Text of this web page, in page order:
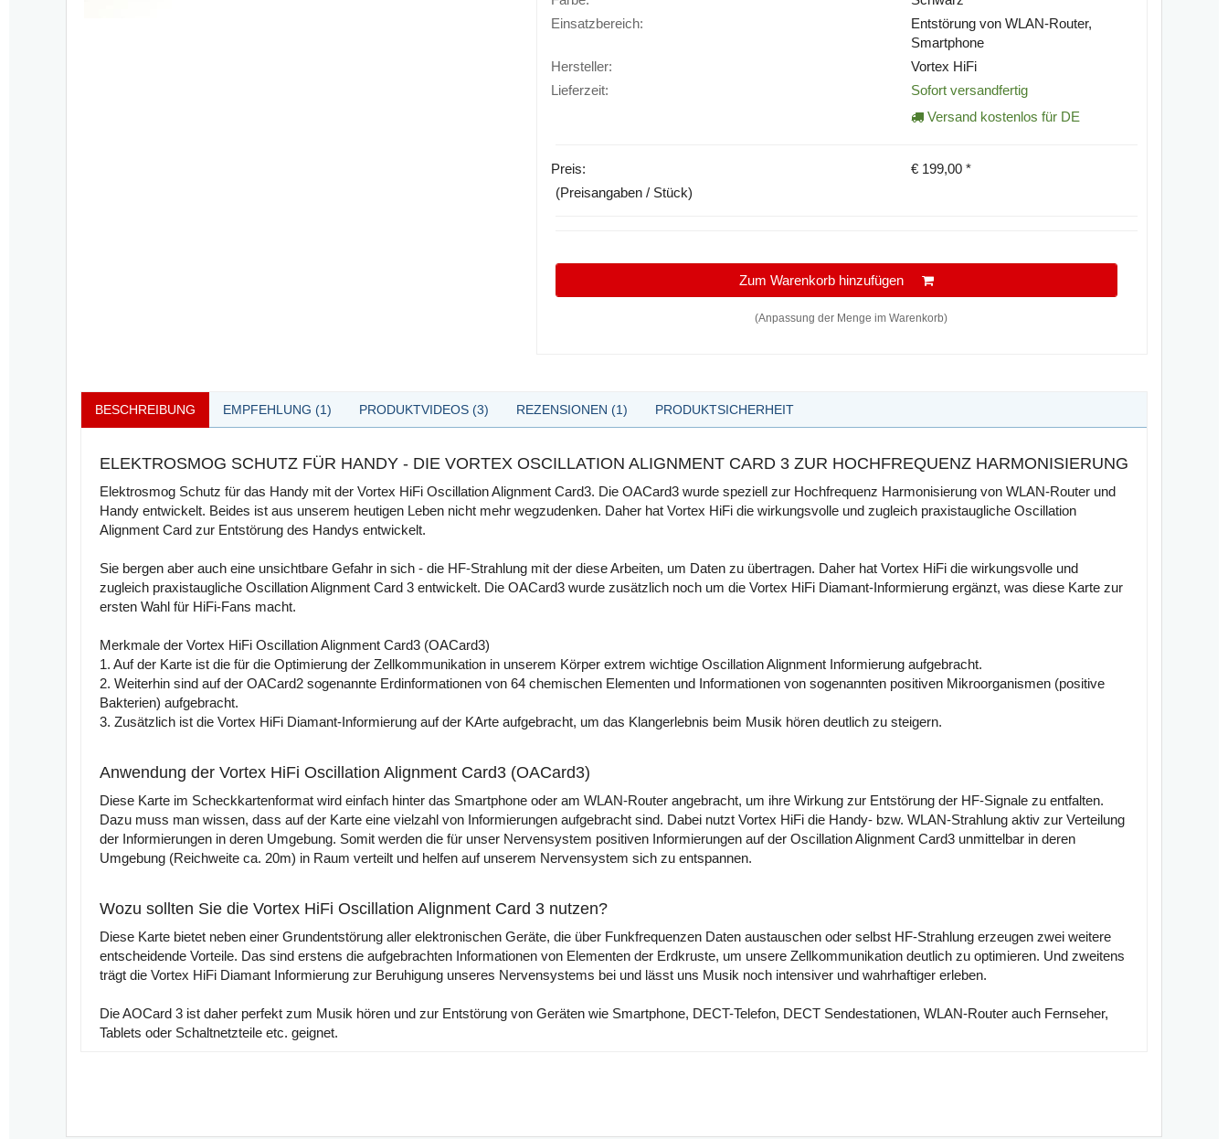
Einsatzbereich:
Entstörung von WLAN-Router,
Smartphone
Hersteller:
Vortex HiFi
Lieferzeit:
Sofort versandfertig
Versand kostenlos für DE
Preis: € 199,00*
(Preisangaben / Stück)
Zum Warenkorb hinzufügen
(Anpassung der Menge im Warenkorb)
BESCHREIBUNG EMPFEHLUNG (1) PRODUKTVIDEOS (3) REZENSIONEN (1) PRODUKTSICHERHEIT
ELEKTROSMOG SCHUTZ FÜR HANDY - DIE VORTEX OSCILLATION ALIGNMENT CARD 3 ZUR HOCHFREQUENZ HARMONISIERUNG
Elektrosmog Schutz für das Handy mit der Vortex HiFi Oscillation Alignment Card3. Die OACard3 wurde speziell zur Hochfrequenz Harmonisierung von WLAN-Router und
Handy entwickelt. Beides ist aus unserem heutigen Leben nicht mehr wegzudenken. Daher hat Vortex HiFi die wirkungsvolle und zugleich praxistaugliche Oscillation
Alignment Card zur Entstörung des Handys entwickelt.
Sie bergen aber auch eine unsichtbare Gefahr in sich - die HF-Strahlung mit der diese Arbeiten, um Daten zu übertragen. Daher hat Vortex HiFi die wirkungsvolle und
zugleich praxistaugliche Oscillation Alignment Card 3 entwickelt. Die OACard3 wurde zusätzlich noch um die Vortex HiFi Diamant-Informierung ergänzt, was diese Karte zur
ersten Wahl für HiFi-Fans macht.
Merkmale der Vortex HiFi Oscillation Alignment Card3 (OACard3)
1. Auf der Karte ist die für die Optimierung der Zellkommunikation in unserem Körper extrem wichtige Oscillation Alignment Informierung aufgebracht.
2. Weiterhin sind auf der OACard2 sogenannte Erdinformationen von 64 chemischen Elementen und Informationen von sogenannten positiven Mikroorganismen (positive
Bakterien) aufgebracht.
3. Zusätzlich ist die Vortex HiFi Diamant-Informierung auf der KArte aufgebracht, um das Klangerlebnis beim Musik hören deutlich zu steigern.
Anwendung der Vortex HiFi Oscillation Alignment Card3 (OACard3)
Diese Karte im Scheckkartenformat wird einfach hinter das Smartphone oder am WLAN-Router angebracht, um ihre Wirkung zur Entstörung der HF-Signale zu entfalten.
Dazu muss man wissen, dass auf der Karte eine vielzahl von Informierungen aufgebracht sind. Dabei nutzt Vortex HiFi die Handy- bzw. WLAN-Strahlung aktiv zur Verteilung
der Informierungen in deren Umgebung. Somit werden die für unser Nervensystem positiven Informierungen auf der Oscillation Alignment Card3 unmittelbar in deren
Umgebung (Reichweite ca. 20m) in Raum verteilt und helfen auf unserem Nervensystem sich zu entspannen.
Wozu sollten Sie die Vortex HiFi Oscillation Alignment Card 3 nutzen?
Diese Karte bietet neben einer Grundentstörung aller elektronischen Geräte, die über Funkfrequenzen Daten austauschen oder selbst HF-Strahlung erzeugen zwei weitere
entscheidende Vorteile. Das sind erstens die aufgebrachten Informationen von Elementen der Erdkruste, um unsere Zellkommunikation deutlich zu optimieren. Und zweitens
trägt die Vortex HiFi Diamant Informierung zur Beruhigung unseres Nervensystems bei und lässt uns Musik noch intensiver und wahrhaftiger erleben.
Die AOCard 3 ist daher perfekt zum Musik hören und zur Entstörung von Geräten wie Smartphone, DECT-Telefon, DECT Sendestationen, WLAN-Router auch Fernseher,
Tablets oder Schaltnetzteile etc. geignet.